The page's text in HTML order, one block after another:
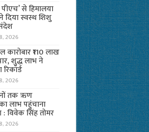
से हिमालया
दिया स्वस्थ शिशु
2026
कारोबार ₹110 लाख
शुद्ध लाभ ने
2026
तक ऋण
लाभ पहुंचाना
: विवेक सिंह तोमर
2026